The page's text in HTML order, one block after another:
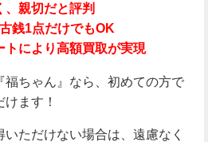
、親切だと評判
銭1点だけでもOK
トにより高額買取が実現
福ちゃん』なら、初めての方で
ます！
ただけない場合は、遠慮なく